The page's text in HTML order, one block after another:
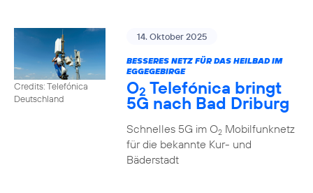
Credits: Telefónica
Deutschland
14. Oktober 2025
BESSERES NETZ FÜR DAS HEILBAD IM
EGGEGEBIRGE
O2 Telefónica bringt
5G nach Bad Driburg
Schnelles 5G im O2Mobilfunknetz
für die bekannte Kur- und
Bäderstadt